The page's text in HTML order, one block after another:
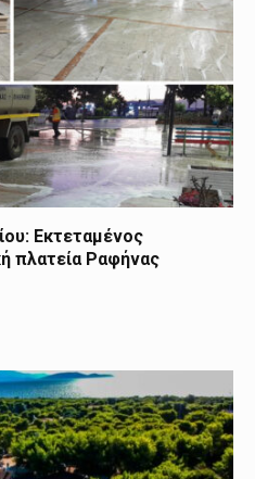
Εκτεταμένος
πλατεία Ραφήνας